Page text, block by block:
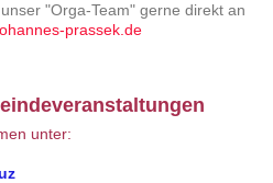
"Orga-Team" gerne direkt an
prassek.de
unter: